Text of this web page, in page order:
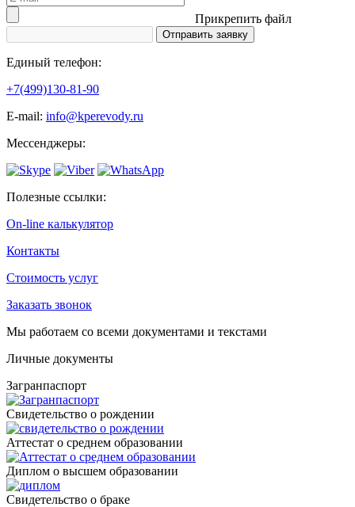
Прикрепить файл
Единый телефон:
+7(499)130-81-90
Е-mail: info@kperevody.ru
Мессенджеры:
Полезные ссылки:
On-line калькулятор
Контакты
Стоимость услуг
Заказать звонок
Мы работаем со всеми документами и текстами
Личные документы
Загранпаспорт
Cвидетельство о рождении
Аттестат о среднем образовании
Диплом о высшем образовании
Свидетельство о браке